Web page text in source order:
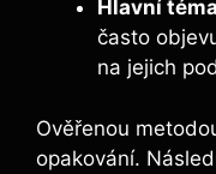
Hlavní
často
na jejich
Ověřenou
opakování.